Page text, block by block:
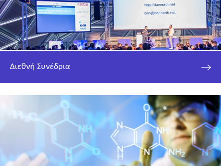
Διεθνή Συνέδρια